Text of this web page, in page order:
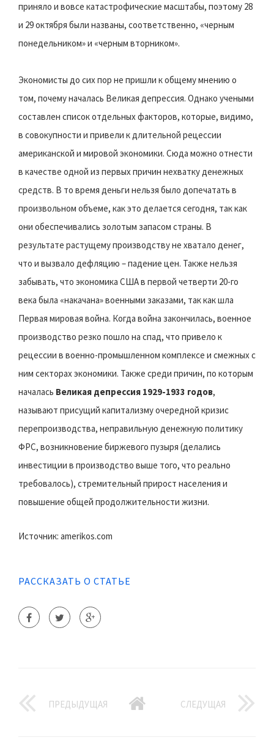
приняло и вовсе катастрофические масштабы, поэтому 28
и 29 октября были названы, соответственно, «черным
понедельником» и «черным вторником».
Экономисты до сих пор не пришли к общему мнению о
том, почему началась Великая депрессия. Однако учеными
составлен список отдельных факторов, которые, видимо,
в совокупности и привели к длительной рецессии
американской и мировой экономики. Сюда можно отнести
в качестве одной из первых причин нехватку денежных
средств. В то время деньги нельзя было допечатать в
произвольном объеме, как это делается сегодня, так как
они обеспечивались золотым запасом страны. В
результате растущему производству не хватало денег,
что и вызвало дефляцию – падение цен. Также нельзя
забывать, что экономика США в первой четверти 20-го
века была «накачана» военными заказами, так как шла
Первая мировая война. Когда война закончилась, военное
производство резко пошло на спад, что привело к
рецессии в военно-промышленном комплексе и смежных с
ним секторах экономики. Также среди причин, по которым
началась Великая депрессия 1929-1933 годов,
называют присущий капитализму очередной кризис
перепроизводства, неправильную денежную политику
ФРС, возникновение биржевого пузыря (делались
инвестиции в производство выше того, что реально
требовалось), стремительный прирост населения и
повышение общей продолжительности жизни.
Источник: amerikos.com
РАССКАЗАТЬ О СТАТЬЕ
ПРЕДЫДУЩАЯ СЛЕДУЩАЯ